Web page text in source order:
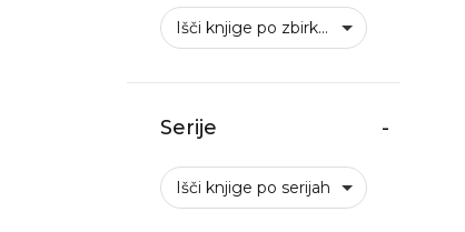
Išči knjige po zbirkah
Serije -
Išči knjige po serijah